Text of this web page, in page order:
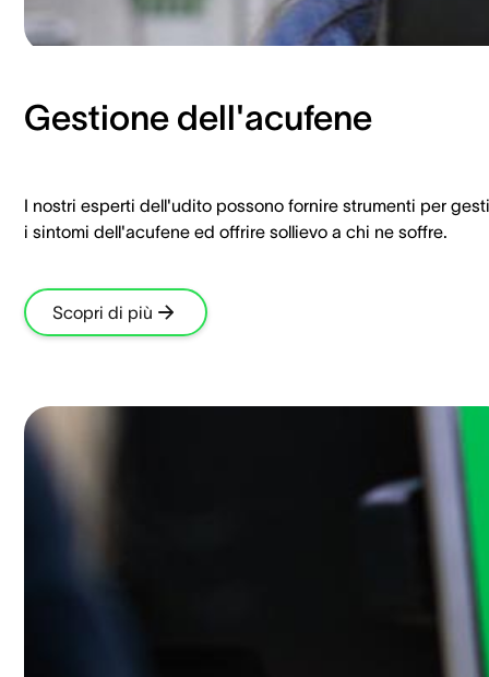
Gestione dell'acufene
I nostri esperti dell'udito possono fornire strumenti per
i sintomi dell'acufene ed offrire sollievo a chi ne soffre.
Scopri di più